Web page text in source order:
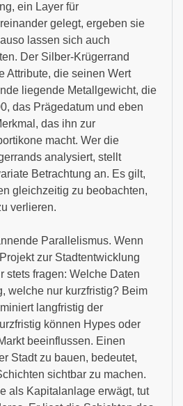
ein Layer für
gelegt, ergeben sie
lassen sich auch
Der Silber-Krügerrand
Attribute, die seinen Wert
liegende Metallgewicht, die
das Prägedatum und eben
das ihn zur
macht. Wer die
analysiert, stellt
Betrachtung an. Es gilt,
gleichzeitig zu beobachten,
verlieren.
Parallelismus. Wenn
zur Stadtentwicklung
stets fragen: Welche Daten
welche nur kurzfristig? Beim
langfristig der
können Hypes oder
beeinflussen. Einen
Stadt zu bauen, bedeutet,
sichtbar zu machen.
als Kapitalanlage erwägt, tut